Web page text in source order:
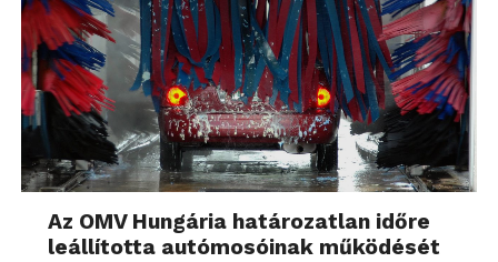
Az OMV Hungária határozatlan időre
leállította autómosóinak működését